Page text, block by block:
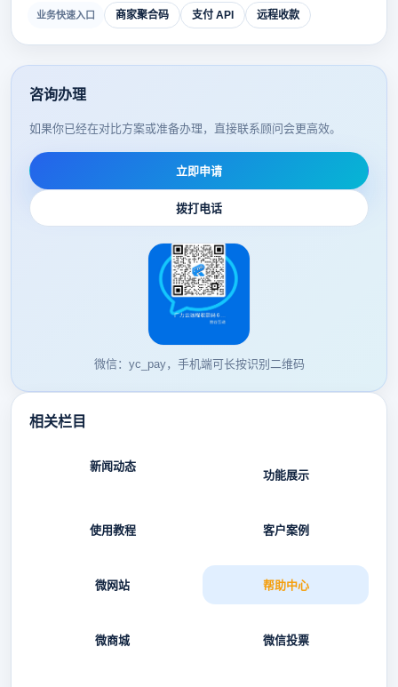
业务快速入口 商家聚合码 支付 API 远程收款
咨询办理
如果你已经在对比方案或准备办理，直接联系顾问会更高效。
立即申请
拨打电话
微信：yc_pay，手机端可长按识别二维码
相关栏目
新闻动态
功能展示
使用教程 客户案例
微网站 帮助中心
微商城 微信投票